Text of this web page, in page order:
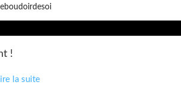
!
la suite